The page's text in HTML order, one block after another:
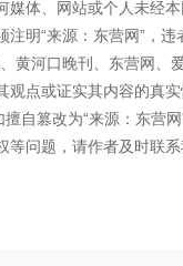
体、网站或个人未经
明“来源：东营网”，违
河口晚刊、东营网、
点或证实其内容的真
自篡改为“来源：东营网
问题，请作者及时联系